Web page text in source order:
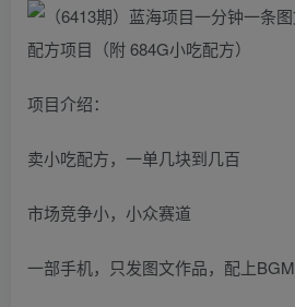
项目介绍：
卖小吃配方，一单几块到几百
市场竞争小，小众赛道
一部手机，只发图文作品，配上BGM